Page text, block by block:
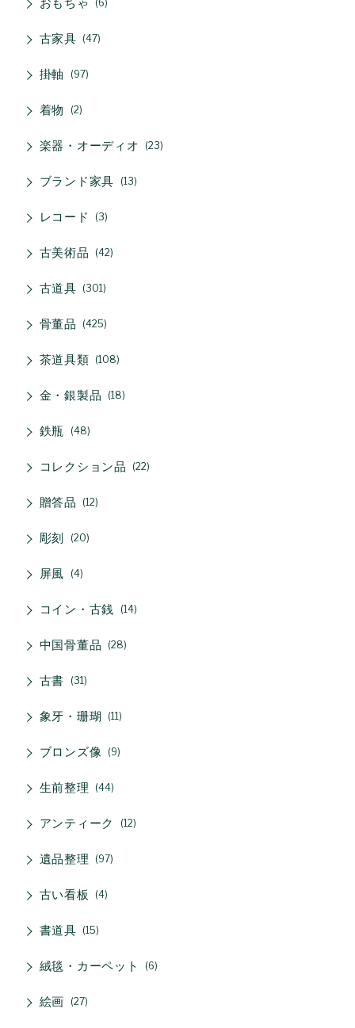
おもちゃ 6
古家具 47
掛軸 97
着物 2
楽器・オーディオ 23
ブランド家具 13
レコード 3
古美術品 42
古道具 301
骨董品 425
茶道具類 108
金・銀製品 18
鉄瓶 48
コレクション品 22
贈答品 12
彫刻 20
屏風 4
コイン・古銭 14
中国骨董品 28
古書 31
象牙・珊瑚 11
ブロンズ像 9
生前整理 44
アンティーク 12
遺品整理 97
古い看板 4
書道具 15
絨毯・カーペット 6
絵画 27